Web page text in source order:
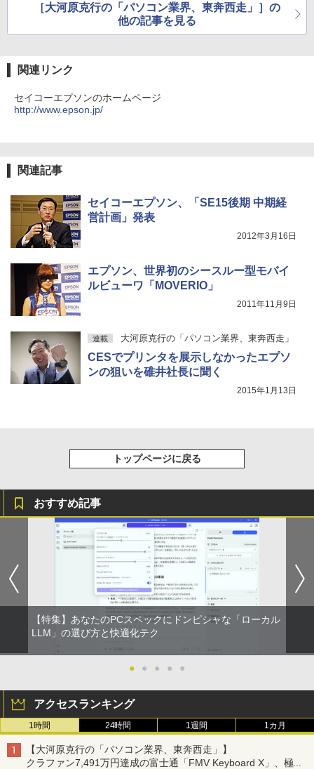
￥810
［大河原克行の「パソコン業界、東奔西走」］の
他の記事を見る
関連リンク
セイコーエプソンのホームページ
http://www.epson.jp/
関連記事
セイコーエプソン、「SE15後期 中期経
営計画」発表
2012年3月16日
エプソン、世界初のシースルー型モバイ
ルビューワ「MOVERIO」
2011年11月9日
連載 大河原克行の「パソコン業界、東奔西走」
CESでプリンタを展示しなかったエプソ
ンの狙いを碓井社長に聞く
2015年1月13日
トップページに戻る
おすすめ記事
【特集】あなたのPCスペックにドンピシャな「ローカル
LLM」の選び方と快適化テク
● ● ● ● ●
アクセスランキング
1時間 24時間 1週間 1カ月
【大河原克行の「パソコン業界、東奔西走」】
クラファン7,491万円達成の富士通「FMV Keyboard X」、極限